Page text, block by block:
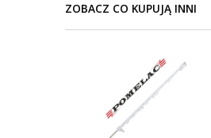
ZOBACZ CO KUPUJĄ INNI